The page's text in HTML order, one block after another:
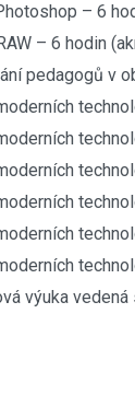
– 6
– 6 hodin
pedagogů v
výuka vedená